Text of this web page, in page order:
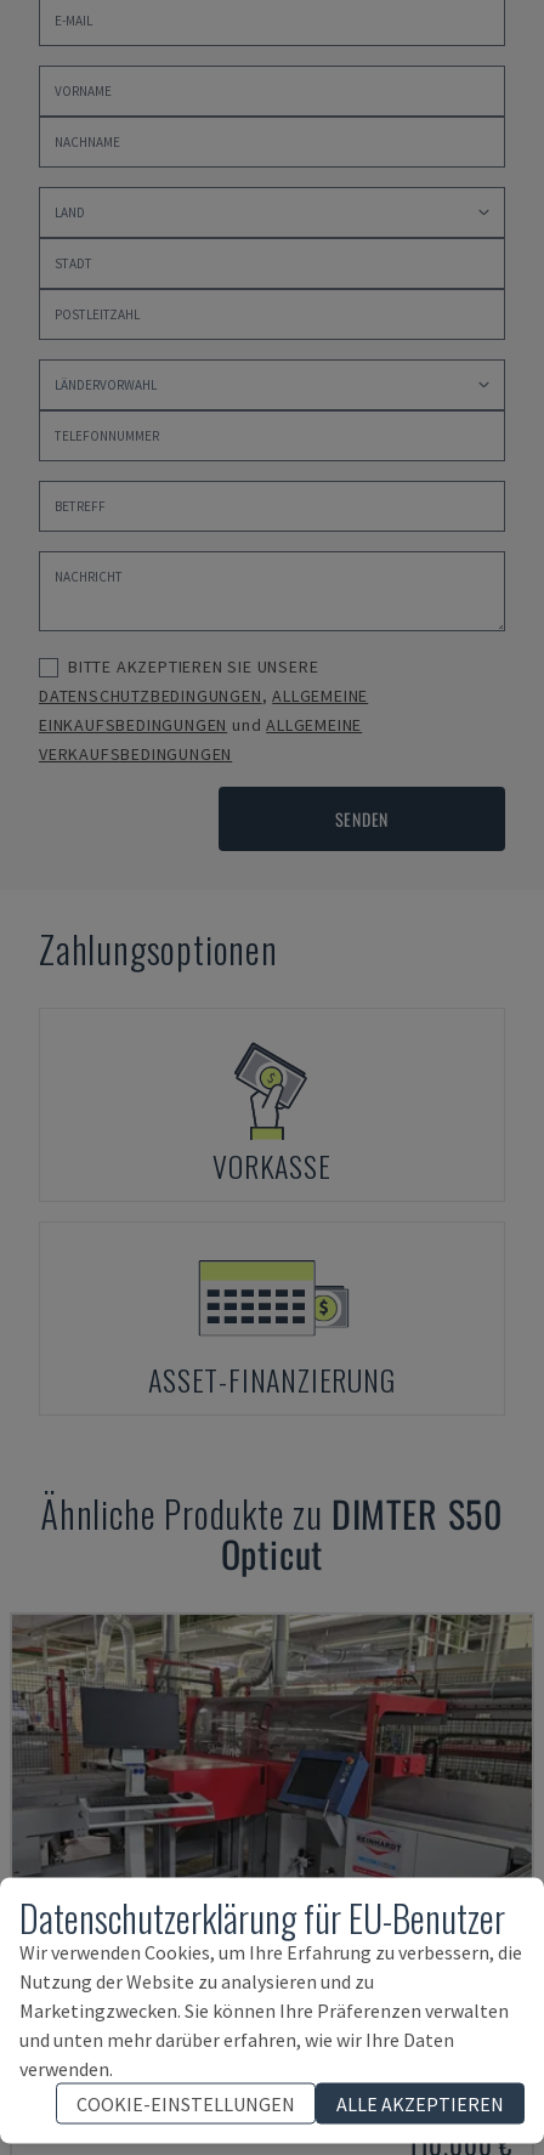
BITTE AKZEPTIEREN SIE UNSERE
DATENSCHUTZBEDINGUNGEN,ALLGEMEINE
EINKAUFSBEDINGUNGEN undALLGEMEINE
VERKAUFSBEDINGUNGEN
SENDEN
Zahlungsoptionen
VORKASSE
ASSET-FINANZIERUNG
Ähnliche Produkte zu DIMTER S50
Opticut
SLIMLINE 110
PAUL REINHARDT - OPTIMIERUNGSKAPPSÄGE
DEUTSCHLAND 2021
110.000 €
Datenschutzerklärung für EU-Benutzer
Wir verwenden Cookies, um Ihre Erfahrung zu verbessern, die
Nutzung der Website zu analysieren und zu
Marketingzwecken. Sie können Ihre Präferenzen verwalten
und unten mehr darüber erfahren, wie wir Ihre Daten
verwenden.
COOKIE-EINSTELLUNGEN
ALLE AKZEPTIEREN